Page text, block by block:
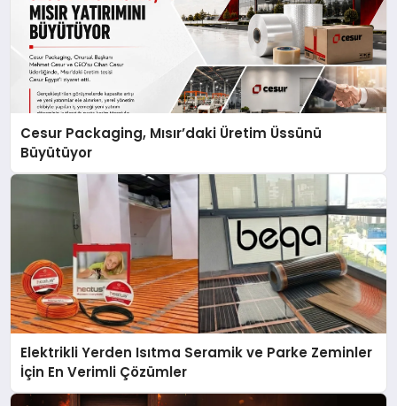
Cesur Packaging, Mısır’daki Üretim Üssünü
Büyütüyor
Elektrikli Yerden Isıtma Seramik ve Parke Zeminler
İçin En Verimli Çözümler